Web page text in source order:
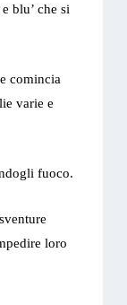
blu’ che si
comincia
varie e
fuoco.
loro